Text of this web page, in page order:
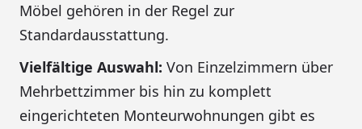
Möbel gehören in der Regel zur
Standardausstattung.
Vielfältige Auswahl: Von Einzelzimmern über
Mehrbettzimmer bis hin zu komplett
eingerichteten Monteurwohnungen gibt es